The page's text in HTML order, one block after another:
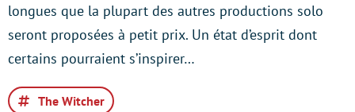
longues que la plupart des autres productions solo
seront proposées à petit prix. Un état d’esprit dont
certains pourraient s’inspirer…
The Witcher